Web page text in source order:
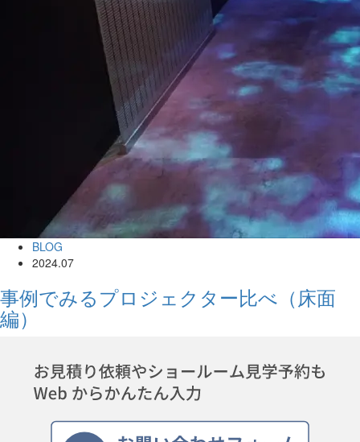
BLOG
2024.07
事例でみるプロジェクター比べ（床面
編）